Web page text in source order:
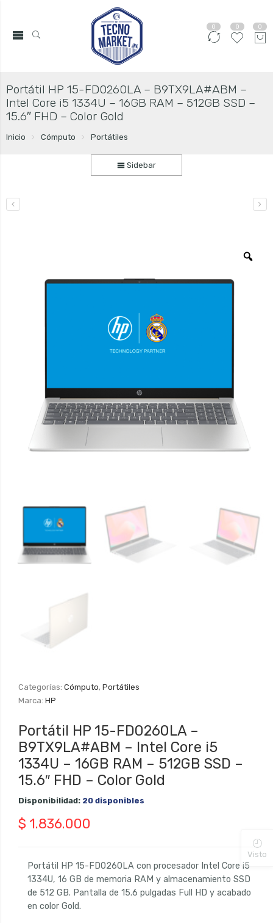
0 0 0
Portátil HP 15-FD0260LA – B9TX9LA#ABM –
Intel Core i5 1334U – 16GB RAM – 512GB SSD –
15.6″ FHD – Color Gold
Inicio Cómputo Portátiles
Sidebar
Categorías:Cómputo,Portátiles
Marca:HP
Portátil HP 15-FD0260LA –
B9TX9LA#ABM – Intel Core i5
1334U – 16GB RAM – 512GB SSD –
15.6″ FHD – Color Gold
Disponibilidad: 20 disponibles
$ 1.836.000
Portátil HP 15-FD0260LA con procesador Intel Core i5
1334U, 16 GB de memoria RAM y almacenamiento SSD
de 512 GB. Pantalla de 15.6 pulgadas Full HD y acabado
en color Gold.
Visto